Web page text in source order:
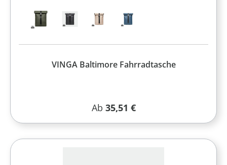
VINGA Baltimore Fahrradtasche
Regulärer Preis:
Ab 35,51 €